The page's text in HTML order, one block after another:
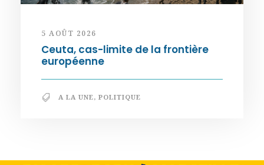
5 AOÛT 2026
Ceuta, cas-limite de la frontière
européenne
A LA UNE, POLITIQUE